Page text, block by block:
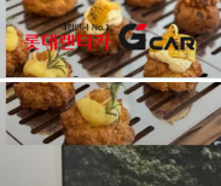
skip navigation